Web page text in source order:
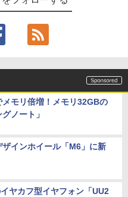
モリ倍増！メモリ32GBの
ノート」
ザインホイール「M6」に新
ヤカフ型イヤフォン「UU2